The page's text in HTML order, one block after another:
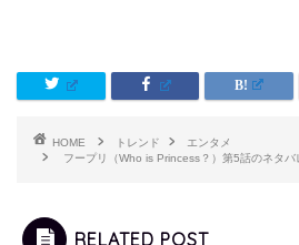
HOME トレンド
エンタメ
フープリ（Who is Princess？）第5話のネタバ
RELATED POST